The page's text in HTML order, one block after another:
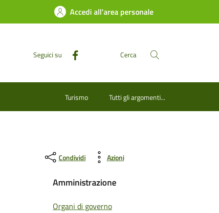
Accedi all'area personale
Seguici su Cerca
Turismo Tutti gli argomenti...
Condividi Azioni
Amministrazione
Organi di governo